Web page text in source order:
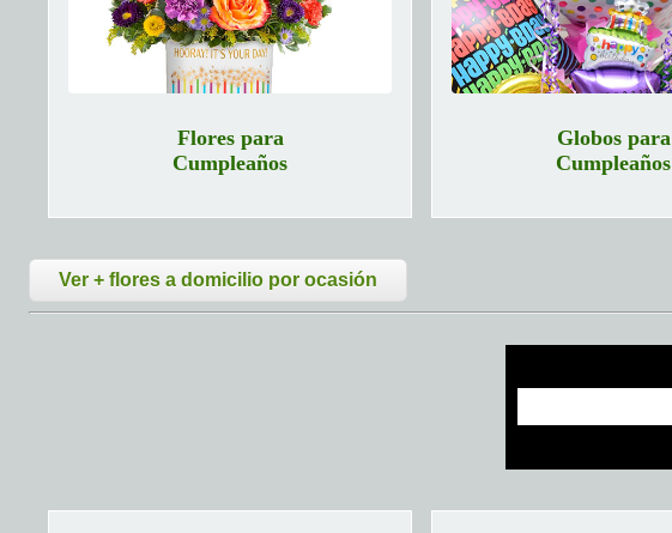
Flores para
Cumpleaños
Globos para
Cumpleaños
Ver + flores a domicilio por ocasión